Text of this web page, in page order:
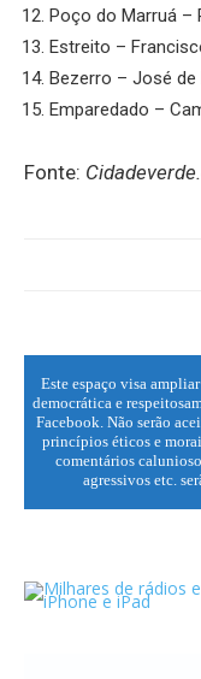
Poço do Marruá –
Estreito –
Bezerro – José de
Emparedado –
Fonte:
Este espaço visa
democrática e
Facebook. Não serão
princípios éticos e
comentários
agressivos etc.